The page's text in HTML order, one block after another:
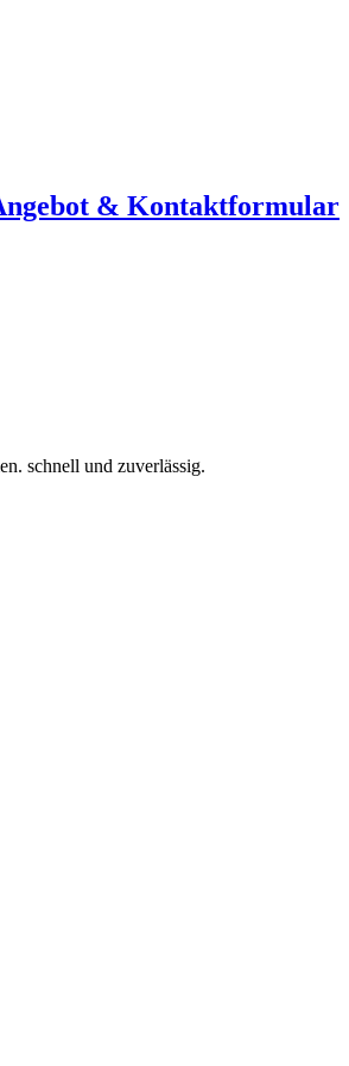
& Kontaktformular
schnell und zuverlässig.